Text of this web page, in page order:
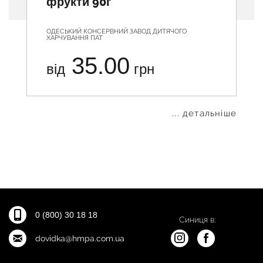
ОДЕСЬКИЙ КОНСЕРВНИЙ ЗАВОД ДИТЯЧОГО
ХАРЧУВАННЯ ПАТ
від 35.00 грн
... детальніше
0 (800) 30 18 18
dovidka@hmpa.com.ua
Синиця в: